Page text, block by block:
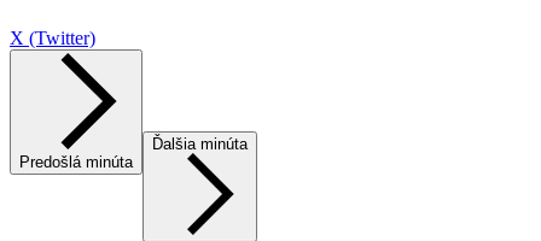
X (Twitter)
Predošlá minúta
Ďalšia minúta